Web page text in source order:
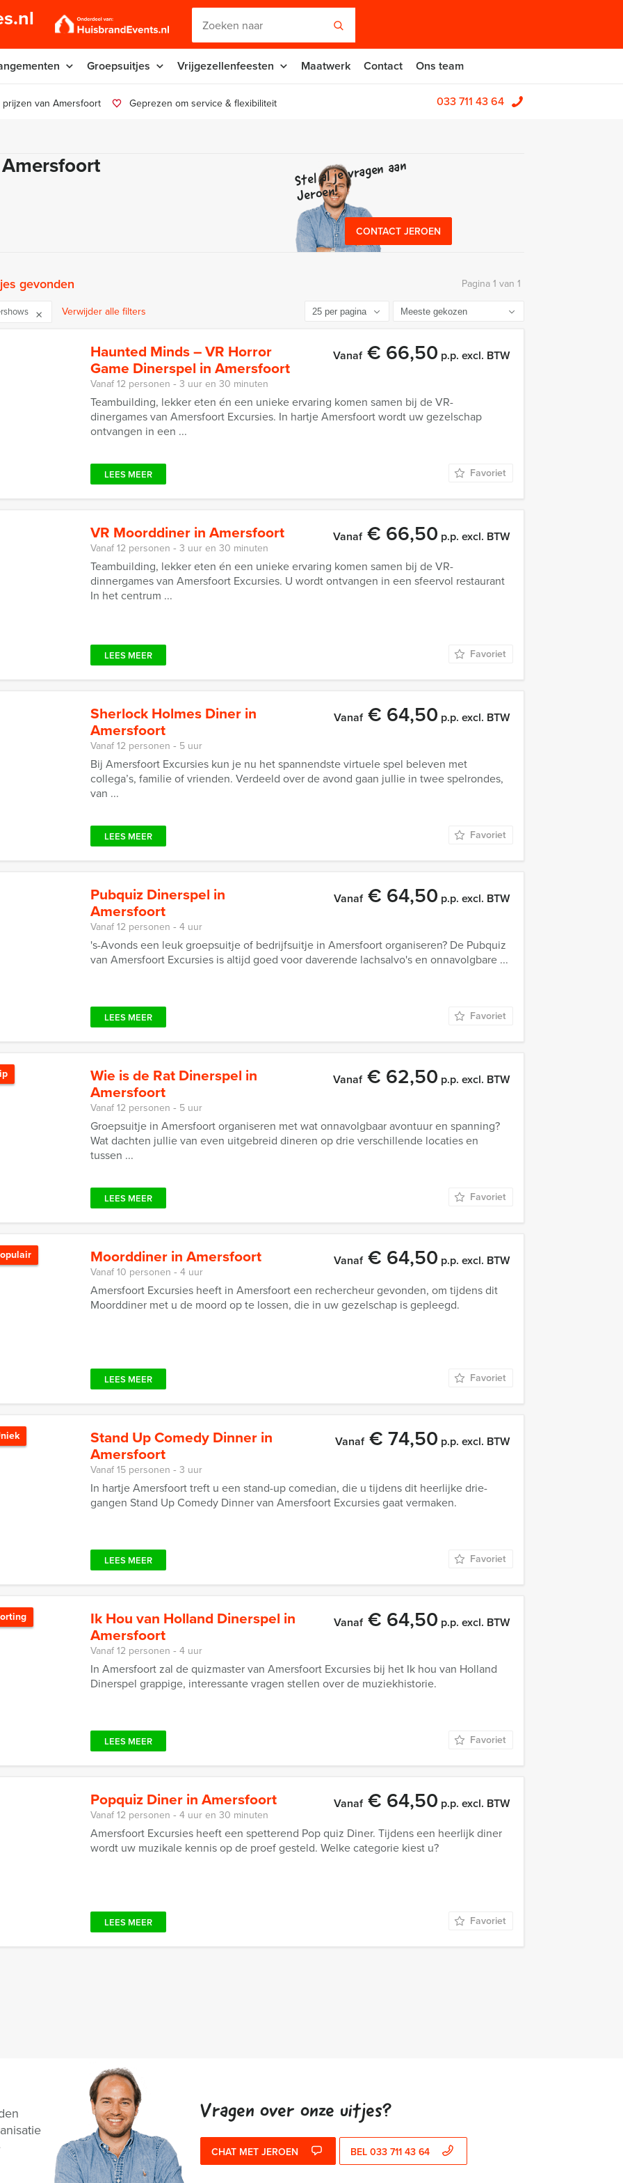
Groepsuitjes Vrijgezellenfeesten Maatwerk Contact Ons team
van Amersfoort Geprezen om service & flexibiliteit 033 711 43 64
Stel al je vragen aan
Jeroen!
CONTACT JEROEN
gevonden Pagina 1 van 1
Verwijder alle filters
Haunted Minds – VR Horror
Game Dinerspel in Amersfoort
Vanaf€ 66,50 p.p. excl. BTW
Vanaf 12 personen ‐ 3 uur en 30 minuten
Teambuilding, lekker eten én een unieke ervaring komen samen bij de VR-
dinergames van Amersfoort Excursies. In hartje Amersfoort wordt uw gezelschap
ontvangen in een ...
LEES MEER Favoriet
VR Moorddiner in Amersfoort Vanaf€ 66,50 p.p. excl. BTW
Vanaf 12 personen ‐ 3 uur en 30 minuten
Teambuilding, lekker eten én een unieke ervaring komen samen bij de VR-
dinnergames van Amersfoort Excursies. U wordt ontvangen in een sfeervol restaurant
In het centrum ...
LEES MEER Favoriet
Sherlock Holmes Diner in
Amersfoort
Vanaf€ 64,50 p.p. excl. BTW
Vanaf 12 personen ‐ 5 uur
Bij Amersfoort Excursies kun je nu het spannendste virtuele spel beleven met
collega’s, familie of vrienden. Verdeeld over de avond gaan jullie in twee spelrondes,
van ...
LEES MEER Favoriet
Pubquiz Dinerspel in
Amersfoort
Vanaf€ 64,50 p.p. excl. BTW
Vanaf 12 personen ‐ 4 uur
's-Avonds een leuk groepsuitje of bedrijfsuitje in Amersfoort organiseren? De Pubquiz
van Amersfoort Excursies is altijd goed voor daverende lachsalvo's en onnavolgbare ...
LEES MEER Favoriet
Wie is de Rat Dinerspel in
Amersfoort
Vanaf€ 62,50 p.p. excl. BTW
Vanaf 12 personen ‐ 5 uur
Groepsuitje in Amersfoort organiseren met wat onnavolgbaar avontuur en spanning?
Wat dachten jullie van even uitgebreid dineren op drie verschillende locaties en
tussen ...
LEES MEER Favoriet
Moorddiner in Amersfoort Vanaf€ 64,50 p.p. excl. BTW
Vanaf 10 personen ‐ 4 uur
Amersfoort Excursies heeft in Amersfoort een rechercheur gevonden, om tijdens dit
Moorddiner met u de moord op te lossen, die in uw gezelschap is gepleegd.
LEES MEER Favoriet
Stand Up Comedy Dinner in
Amersfoort
Vanaf€ 74,50 p.p. excl. BTW
Vanaf 15 personen ‐ 3 uur
In hartje Amersfoort treft u een stand-up comedian, die u tijdens dit heerlijke drie-
gangen Stand Up Comedy Dinner van Amersfoort Excursies gaat vermaken.
LEES MEER Favoriet
Ik Hou van Holland Dinerspel in
Amersfoort
Vanaf€ 64,50 p.p. excl. BTW
Vanaf 12 personen ‐ 4 uur
In Amersfoort zal de quizmaster van Amersfoort Excursies bij het Ik hou van Holland
Dinerspel grappige, interessante vragen stellen over de muziekhistorie.
LEES MEER Favoriet
Popquiz Diner in Amersfoort Vanaf€ 64,50 p.p. excl. BTW
Vanaf 12 personen ‐ 4 uur en 30 minuten
Amersfoort Excursies heeft een spetterend Pop quiz Diner. Tijdens een heerlijk diner
wordt uw muzikale kennis op de proef gesteld. Welke categorie kiest u?
LEES MEER Favoriet
Vragen over onze uitjes?
CHAT MET JEROEN BEL 033 711 43 64